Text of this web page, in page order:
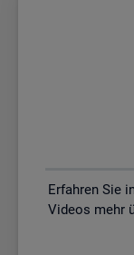
Erfahren Sie
Videos mehr